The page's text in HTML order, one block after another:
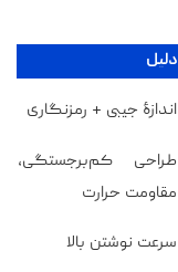
دلیل
اندازهٔ جیبی + رمزنگاری
طراحی کم‌برجستگی،
مقاومت حرارت
سرعت نوشتن بالا